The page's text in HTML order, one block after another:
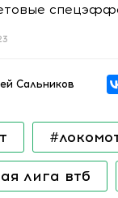
Сальников
лига втб